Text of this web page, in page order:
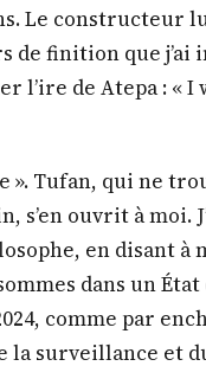
Le constructeur
finition que j’ai
l’ire de Atepa : «
». Tufan, qui ne
ouvrit à moi.
en disant
dans un
comme par
la surveillance et